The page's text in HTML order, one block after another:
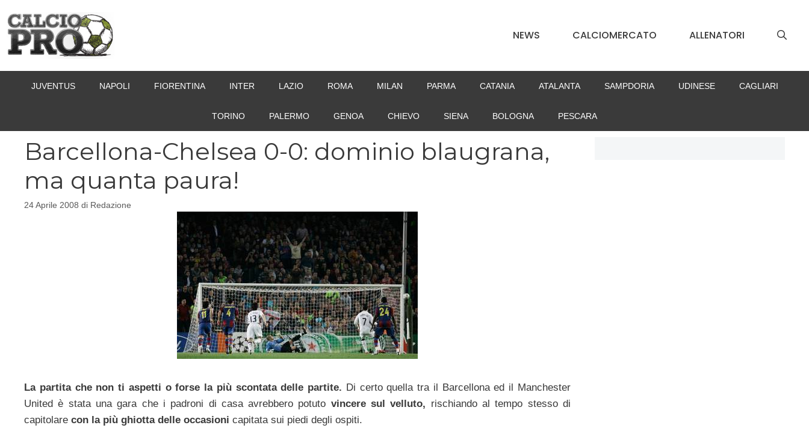
contenuto
NEWS CALCIOMERCATO ALLENATORI
JUVENTUS NAPOLI FIORENTINA INTER LAZIO ROMA MILAN PARMA CATANIA ATALANTA SAMPDORIA UDINESE CAGLIARI
TORINO PALERMO GENOA CHIEVO SIENA BOLOGNA PESCARA
Barcellona-Chelsea 0-0: dominio blaugrana,
ma quanta paura!
24 Aprile 2008 di Redazione
La partita che non ti aspetti o forse la più scontata delle partite. Di certo quella tra il Barcellona ed il Manchester
United è stata una gara che i padroni di casa avrebbero potuto vincere sul velluto, rischiando al tempo stesso di
capitolare con la più ghiotta delle occasioni capitata sui piedi degli ospiti.